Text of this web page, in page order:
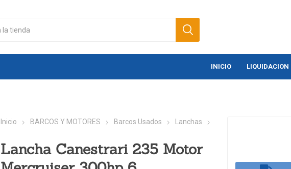
INICIO LIQUIDACION
Inicio BARCOS Y MOTORES Barcos Usados Lanchas
Lancha Canestrari 235 Motor